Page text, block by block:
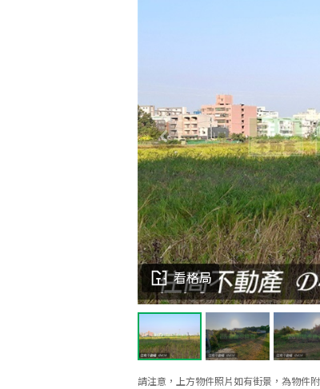
請注意，上方物件照片如有街景，為物件
看格局